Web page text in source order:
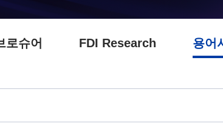
로슈어 FDI Research 용어